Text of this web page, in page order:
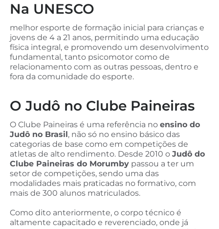
Na UNESCO
melhor esporte de formação inicial para crianças e
jovens de 4 a 21 anos, permitindo uma educação
física integral, e promovendo um desenvolvimento
fundamental, tanto psicomotor como de
relacionamento com as outras pessoas, dentro e
fora da comunidade do esporte.
O Judô no Clube Paineiras
O Clube Paineiras é uma referência no ensino do
Judô no Brasil, não só no ensino básico das
categorias de base como em competições de
atletas de alto rendimento. Desde 2010 o Judô do
Clube Paineiras do Morumby passou a ter um
setor de competições, sendo uma das
modalidades mais praticadas no formativo, com
mais de 300 alunos matriculados.
Como dito anteriormente, o corpo técnico é
altamente capacitado e reverenciado, onde já